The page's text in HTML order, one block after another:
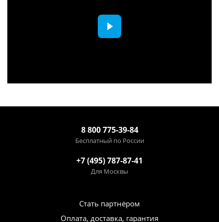
8 800 775-39-84
Бесплатный по России
+7 (495) 787-87-41
Для Москвы
Стать партнёром
Оплата, доставка, гарантия